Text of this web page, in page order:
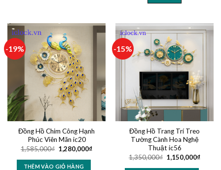
-19%
Đồng Hồ Chim Công Hạnh
Phúc Viên Mãn ic20
1,585,000₫ 1,280,000₫
THÊM VÀO GIỎ HÀNG
-15%
Đồng Hồ Trang Trí Treo
Tường Cành Hoa Nghệ
Thuật ic56
1,350,000₫ 1,150,000₫